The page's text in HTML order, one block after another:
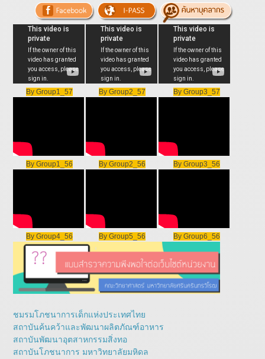
By Group1_57 By Group2_57 By Group3_57
By Group1_56 By Group2_56 By Group3_56
By Group4_56 By Group5_56 By Group6_56
ชมรมโภชนาการเด็กแห่งประเทศไทย
สถาบันค้นคว้าและพัฒนาผลิตภัณฑ์อาหาร
สถาบันพัฒนาอุตสาหกรรมสิ่งทอ
สถาบันโภชนาการ มหาวิทยาลัยมหิดล